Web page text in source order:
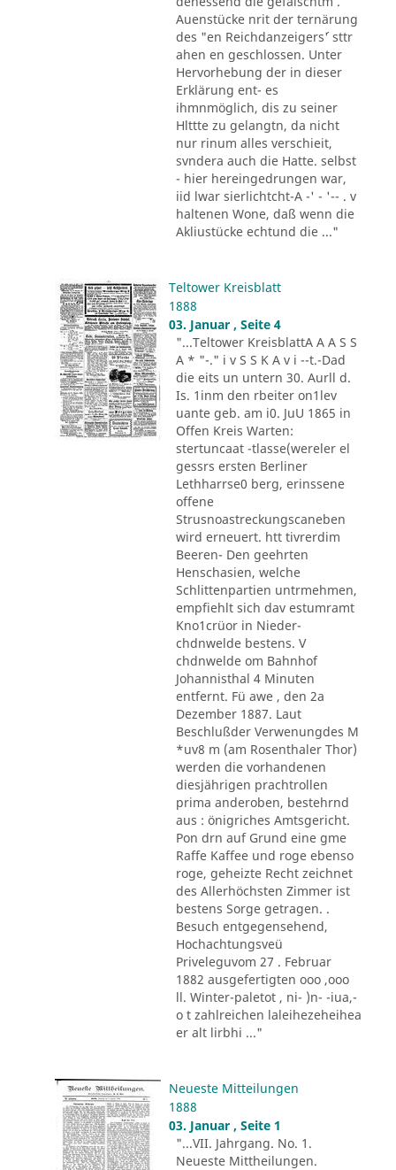
Auenstücke nrit der ternärung
des "en Reichdanzeigers´' sttr
ahen en geschlossen. Unter
Hervorhebung der in dieser
Erklärung ent- es
ihmnmöglich, dis zu seiner
Hlttte zu gelangtn, da nicht
nur rinum alles verschieit,
svndera auch die Hatte. selbst
- hier hereingedrungen war,
iid lwar sierlichtcht-A -' - '-- . v
haltenen Wone, daß wenn die
Akliustücke echtund die ..."
Teltower Kreisblatt
1888
03. Januar , Seite 4
"...Teltower KreisblattA A A S S
A * "-." i v S S K A v i --t.-Dad
die eits un untern 30. Aurll d.
Is. 1inm den rbeiter on1lev
uante geb. am i0. JuU 1865 in
Offen Kreis Warten:
stertuncaat -tlasse(wereler el
gessrs ersten Berliner
Lethharrse0 berg, erinssene
offene
Strusnoastreckungscaneben
wird erneuert. htt tivrerdim
Beeren- Den geehrten
Henschasien, welche
Schlittenpartien untrmehmen,
empfiehlt sich dav estumramt
Kno1crüor in Nieder-
chdnwelde bestens. V
chdnwelde om Bahnhof
Johannisthal 4 Minuten
entfernt. Fü awe , den 2a
Dezember 1887. Laut
Beschlußder Verwenungdes M
*uv8 m (am Rosenthaler Thor)
werden die vorhandenen
diesjährigen prachtrollen
prima anderoben, bestehrnd
aus : önigriches Amtsgericht.
Pon drn auf Grund eine gme
Raffe Kaffee und roge ebenso
roge, geheizte Recht zeichnet
des Allerhöchsten Zimmer ist
bestens Sorge getragen. .
Besuch entgegensehend,
Hochachtungsveü
Priveleguvom 27 . Februar
1882 ausgefertigten ooo ,ooo
ll. Winter-paletot , ni- )n- -iua,-
o t zahlreichen laleihezeheihea
er alt lirbhi ..."
Neueste Mitteilungen
1888
03. Januar , Seite 1
"...VII. Jahrgang. No. 1.
Neueste Mittheilungen.